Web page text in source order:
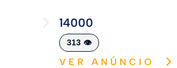
14000
313 👁️
VER ANÚNCIO